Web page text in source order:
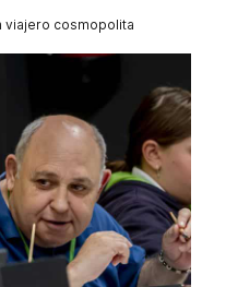
viajero cosmopolita